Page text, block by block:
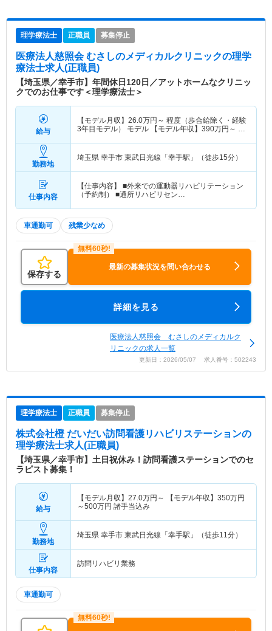
理学療法士 正職員 募集停止
医療法人慈照会 むさしのメディカルクリニックの理学
療法士求人(正職員)
【埼玉県／幸手市】年間休日120日／アットホームなクリニッ
クでのお仕事です＜理学療法士＞
給与
【モデル月収】 26.0万円～ 程度（歩合給除く・経験
3年目モデル） モデル 【モデル年収】 390万円～ 程
勤務地
埼玉県 幸手市 東武日光線「幸手駅」（徒歩15分）
仕事内容
【仕事内容】 ■外来での運動器リハビリテーション
（予約制） ■通所リハビリセン…
車通勤可 残業少なめ
保存する
最新の募集状況を問い合わせる
詳細を見る
医療法人慈照会 むさしのメディカルク
リニックの求人一覧
更新日：2026/05/07 求人番号：502243
理学療法士 正職員 募集停止
株式会社橙 だいだい訪問看護リハビリステーションの
理学療法士求人(正職員)
【埼玉県／幸手市】土日祝休み！訪問看護ステーションでのセ
ラピスト募集！
給与
【モデル月収】 27.0万円～ 【モデル年収】 350万円
～500万円 諸手当込み
勤務地
埼玉県 幸手市 東武日光線「幸手駅」（徒歩11分）
仕事内容
訪問リハビリ業務
車通勤可